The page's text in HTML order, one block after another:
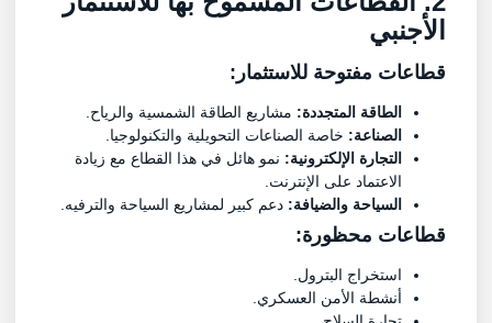
الأجنبي
قطاعات مفتوحة للاستثمار:
الطاقة المتجددة:مشاريع الطاقة الشمسية والرياح.
الصناعة:خاصة الصناعات التحويلية والتكنولوجيا.
التجارة الإلكترونية:نمو هائل في هذا القطاع مع زيادة
الاعتماد على الإنترنت.
السياحة والضيافة:دعم كبير لمشاريع السياحة والترفيه.
قطاعات محظورة:
استخراج البترول.
أنشطة الأمن العسكري.